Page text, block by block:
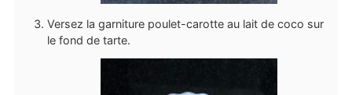
Versez la garniture poulet-carotte au lait de coco sur
le fond de tarte.